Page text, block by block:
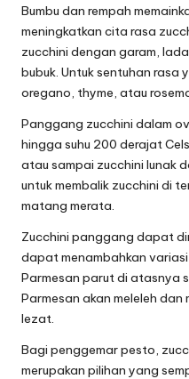
Bumbu dan rempah
meningkatkan cita rasa
zucchini dengan garam,
bubuk. Untuk sentuhan rasa
oregano, thyme, atau
Panggang zucchini dalam
hingga suhu 200 derajat
atau sampai zucchini lunak
untuk membalik zucchini di
matang merata.
Zucchini panggang dapat
dapat menambahkan
Parmesan parut di atasnya
Parmesan akan meleleh dan
lezat.
Bagi penggemar pesto,
merupakan pilihan yang